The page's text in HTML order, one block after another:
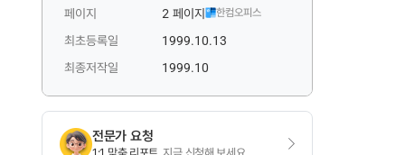
페이지 2 페이지 한컴오피스
최초등록일
1999.10.13
최종저작일
1999.10
전문가 요청